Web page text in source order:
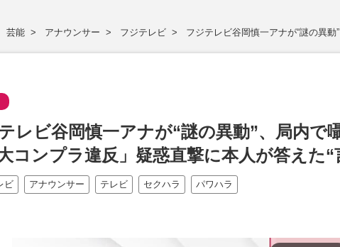
芸能 アナウンサー フジテレビ フジテレビ谷岡慎一アナが“謎の異
レビ谷岡慎一アナが“謎の異動”、局内で
大コンプラ違反」疑惑直撃に本人が答えた“
ビ アナウンサー テレビ セクハラ パワハラ